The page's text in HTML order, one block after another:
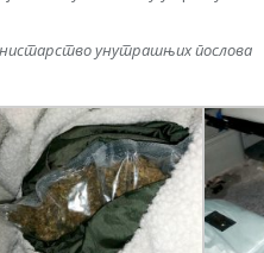
унутрашњих послова